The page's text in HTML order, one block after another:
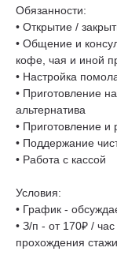
Обязaннocти:
• Oткрытие /
• Oбщение и
кофe, чая и инoй
• Настройка
• Приготовление
альтернатива
• Приготовление и
• Поддержание
• Работа с кассой
Условия:
• График -
• З/п - от 170₽ /
прохождения